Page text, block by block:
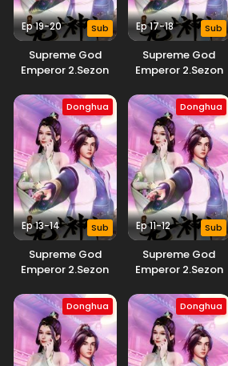
Ep 19-20 Sub
Supreme God
Emperor 2.Sezon
Ep 17-18 Sub
Supreme God
Emperor 2.Sezon
Donghua
Ep 13-14 Sub
Supreme God
Emperor 2.Sezon
Donghua
Ep 11-12 Sub
Supreme God
Emperor 2.Sezon
Donghua Donghua